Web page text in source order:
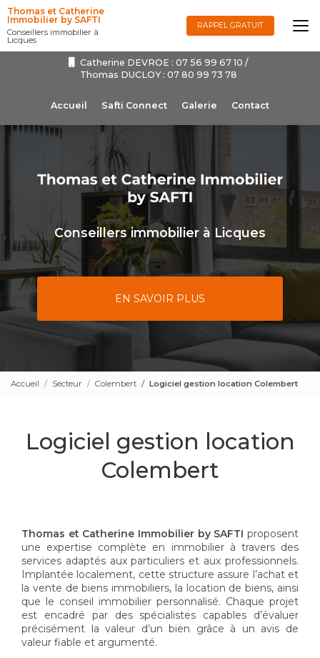
Aller
au
contenu
principal
Catherine DEVROE :07 56 99 67 10 /
Thomas DUCLOY : 07 80 99 73 78
Accueil Safti Connect Galerie Contact
Thomas et Catherine
Immobilier by SAFTI
Conseillers immobilier à
Licques
RAPPEL GRATUIT
Conseillers immobilier à Licques
EN SAVOIR PLUS
Accueil Secteur Colembert Logiciel gestion location Colembert
Logiciel gestion location
Colembert
Thomas et Catherine Immobilier by SAFTI proposent
une expertise complète en immobilier à travers des
services adaptés aux particuliers et aux professionnels.
Implantée localement, cette structure assure l’achat et
la vente de biens immobiliers, la location de biens, ainsi
que le conseil immobilier personnalisé. Chaque projet
est encadré par des spécialistes capables d’évaluer
précisément la valeur d’un bien grâce à un avis de
valeur fiable et argumenté.